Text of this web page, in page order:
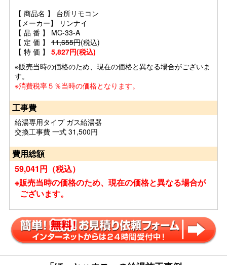
【 商品名 】 台所リモコン
【メーカー】 リンナイ
【 品 番 】 MC-33-A
【 定 価 】 11,655円(税込)
【 特 価 】 5,827円(税込)
※販売当時の価格のため、現在の価格と異なる場合がございま
す。
※消費税率５％当時の価格となります。
工事費
給湯専用タイプ ガス給湯器
交換工事費 一式 31,500円
費用総額
59,041円（税込）
※販売当時の価格のため、現在の価格と異なる場合が
ございます。